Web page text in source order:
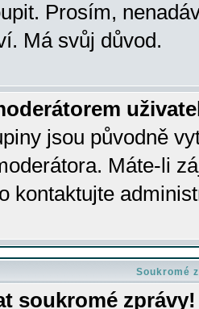
Prosím,
Má svůj důvod.
jsou původně
Máte-li
kontaktujte
Soukromé
soukromé zprávy!